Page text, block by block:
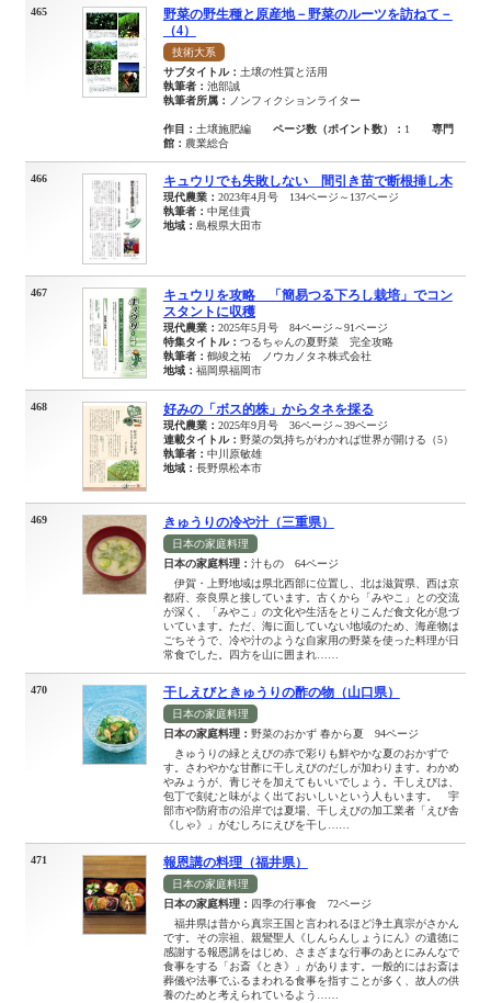
465
野菜の野生種と原産地－野菜のルーツを訪ねて－
（4）
技術大系
サブタイトル： 土壌の性質と活用
執筆者： 池部誠
執筆者所属： ノンフィクションライター
作目： 土壌施肥編 ページ数（ポイント数）： 1
専門
館： 農業総合
466 キュウリでも失敗しない 間引き苗で断根挿し木
現代農業： 2023年4月号 134ページ～137ページ
執筆者： 中尾佳貴
地域： 島根県大田市
467
キュウリを攻略 「簡易つる下ろし栽培」でコン
スタントに収穫
現代農業： 2025年5月号 84ページ～91ページ
特集タイトル： つるちゃんの夏野菜 完全攻略
執筆者： 鶴竣之祐 ノウカノタネ株式会社
地域： 福岡県福岡市
468 好みの「ボス的株」からタネを採る
現代農業： 2025年9月号 36ページ～39ページ
連載タイトル： 野菜の気持ちがわかれば世界が開ける（5）
執筆者： 中川原敏雄
地域： 長野県松本市
469 きゅうりの冷や汁（三重県）
日本の家庭料理
日本の家庭料理： 汁もの 64ページ
伊賀・上野地域は県北西部に位置し、北は滋賀県、西は京
都府、奈良県と接しています。古くから「みやこ」との交流
が深く、「みやこ」の文化や生活をとりこんだ食文化が息づ
いています。ただ、海に面していない地域のため、海産物は
ごちそうで、冷や汁のような自家用の野菜を使った料理が日
常食でした。四方を山に囲まれ……
470 干しえびときゅうりの酢の物（山口県）
日本の家庭料理
日本の家庭料理： 野菜のおかず 春から夏 94ページ
きゅうりの緑とえびの赤で彩りも鮮やかな夏のおかずで
す。さわやかな甘酢に干しえびのだしが加わります。わかめ
やみょうが、青じそを加えてもいいでしょう。干しえびは、
包丁で刻むと味がよく出ておいしいという人もいます。 宇
部市や防府市の沿岸では夏場、干しえびの加工業者「えび舎
《しゃ》」がむしろにえびを干し……
471 報恩講の料理（福井県）
日本の家庭料理
日本の家庭料理： 四季の行事食 72ページ
福井県は昔から真宗王国と言われるほど浄土真宗がさかん
です。その宗祖、親鸞聖人《しんらんしょうにん》の遺徳に
感謝する報恩講をはじめ、さまざまな行事のあとにみんなで
食事をする「お斎《とき》」があります。一般的にはお斎は
葬儀や法事でふるまわれる食事を指すことが多く、故人の供
養のためと考えられているよう……